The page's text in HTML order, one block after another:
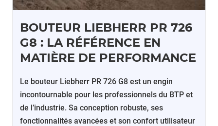
BOUTEUR LIEBHERR PR 726
G8 : LA RÉFÉRENCE EN
MATIÈRE DE PERFORMANCE
Le bouteur Liebherr PR 726 G8 est un engin
incontournable pour les professionnels du BTP et
de l’industrie. Sa conception robuste, ses
fonctionnalités avancées et son confort utilisateur